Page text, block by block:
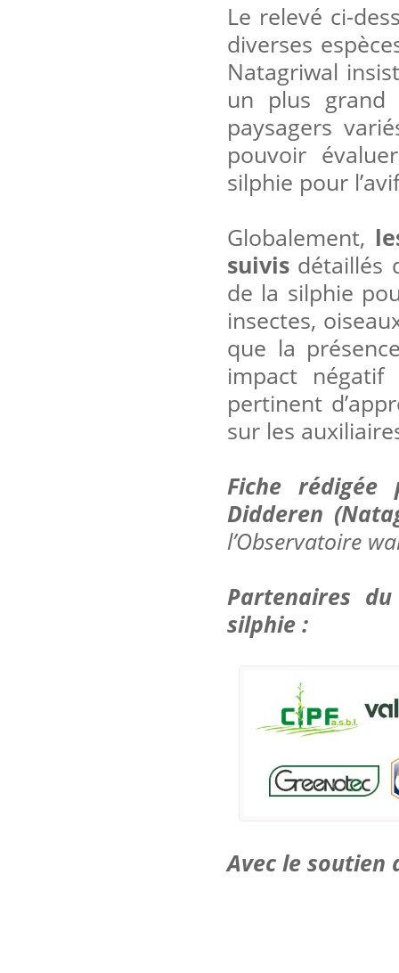
Le relevé ci-
diverses
Natagriwal
un plus grand
paysagers
pouvoir
silphie pour
Globalement,
suivis détaillés
de la silphie
insectes,
que la
impact
pertinent
sur les
Fiche rédigée
Didderen
l’Observatoire
Partenaires
silphie :
Avec le soutien